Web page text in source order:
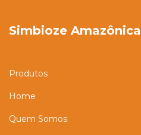
Simbioze Amazônica
Produtos
Home
Quem Somos